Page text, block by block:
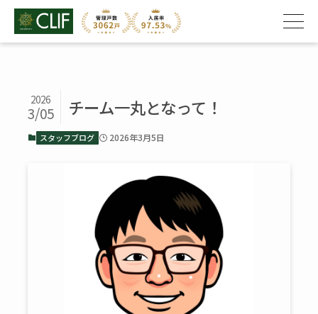
チーム一丸となって！
2026
3/05
スタッフブログ 2026年3月5日